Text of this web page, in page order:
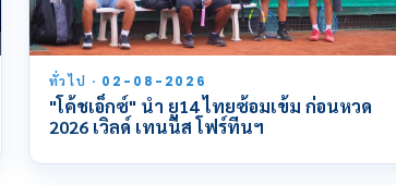
ทั่วไป · 02-08-2026
"โค้ชเอ็กซ์" นำ ยู14 ไทยซ้อมเข้ม ก่อนหวด
2026 เวิลด์ เทนนิส โฟร์ทีนฯ